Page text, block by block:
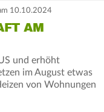
10.10.2024
AM
und erhöht
im August etwas
von Wohnungen